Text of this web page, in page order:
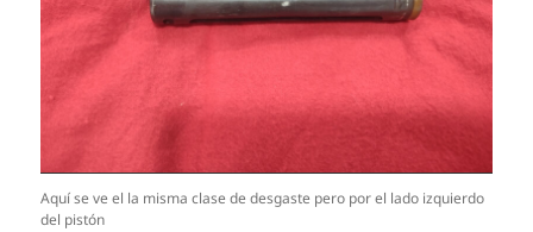
Aquí se ve el la misma clase de desgaste pero por el lado izquierdo
del pistón